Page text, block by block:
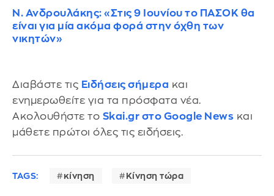
Ν. Ανδρουλάκης: «Στις 9 Ιουνίου το ΠΑΣΟΚ θα
είναι για μία ακόμα φορά στην όχθη των
νικητών»
Διαβάστε τις Ειδήσεις σήμερα και
ενημερωθείτε για τα πρόσφατα νέα.
Ακολουθήστε το Skai.gr στο Google News και
μάθετε πρώτοι όλες τις ειδήσεις.
TAGS: κίνηση Κίνηση τώρα